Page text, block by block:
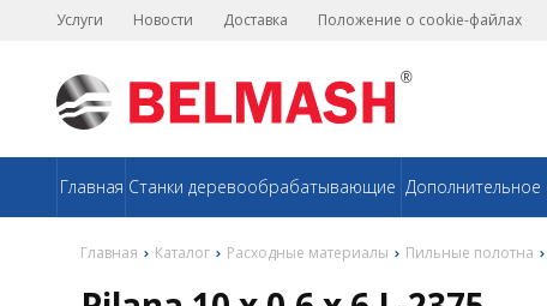
Услуги Новости Доставка Положение о cookie-файлах
Главная Станки деревообрабатывающие
Главная Каталог Расходные материалы Пильные полотна